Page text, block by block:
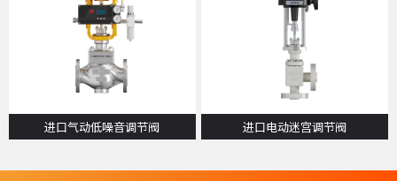
进口气动低噪音调节阀 进口电动迷宫调节阀